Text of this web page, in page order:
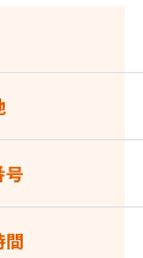
号
間